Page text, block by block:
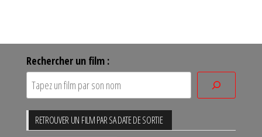
Rechercher un film :
RETROUVER UN FILM PAR SA DATE DE SORTIE